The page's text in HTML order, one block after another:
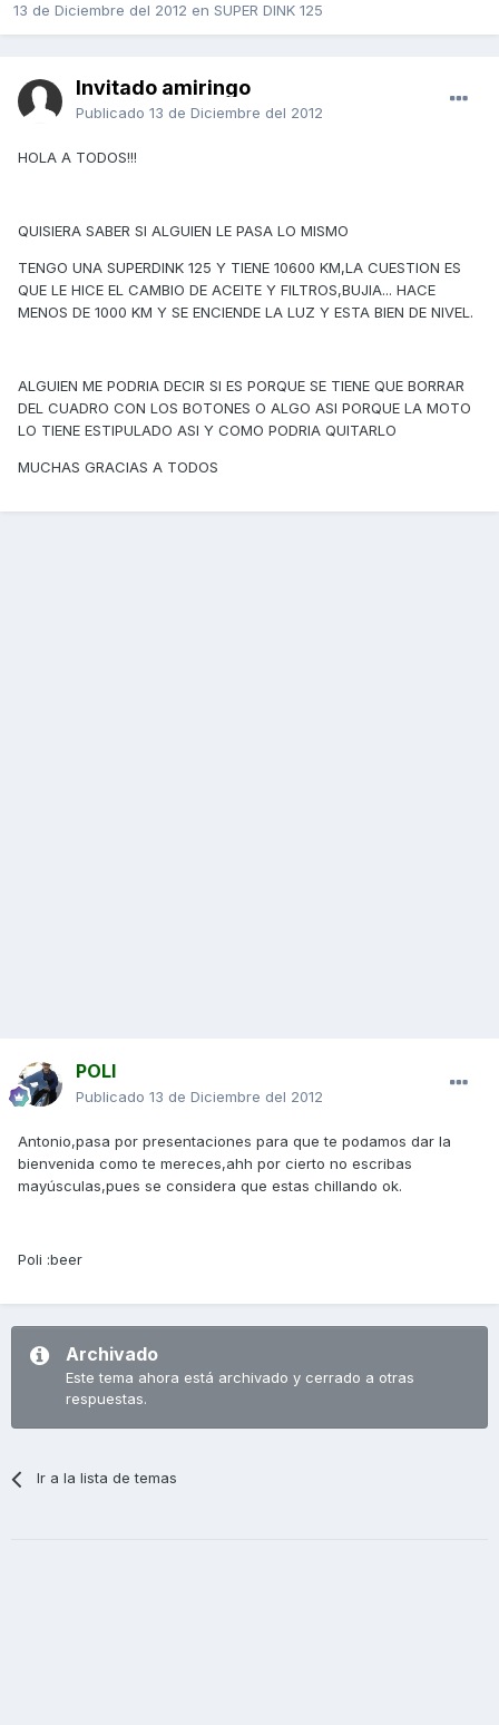
13 de Diciembre del 2012 en SUPER DINK 125
Invitado amiringo
Publicado 13 de Diciembre del 2012
HOLA A TODOS!!!
QUISIERA SABER SI ALGUIEN LE PASA LO MISMO
TENGO UNA SUPERDINK 125 Y TIENE 10600 KM,LA CUESTION ES
QUE LE HICE EL CAMBIO DE ACEITE Y FILTROS,BUJIA... HACE
MENOS DE 1000 KM Y SE ENCIENDE LA LUZ Y ESTA BIEN DE NIVEL.
ALGUIEN ME PODRIA DECIR SI ES PORQUE SE TIENE QUE BORRAR
DEL CUADRO CON LOS BOTONES O ALGO ASI PORQUE LA MOTO
LO TIENE ESTIPULADO ASI Y COMO PODRIA QUITARLO
MUCHAS GRACIAS A TODOS
POLI
Publicado 13 de Diciembre del 2012
Antonio,pasa por presentaciones para que te podamos dar la
bienvenida como te mereces,ahh por cierto no escribas
mayúsculas,pues se considera que estas chillando ok.
Poli :beer
Archivado
Este tema ahora está archivado y cerrado a otras
respuestas.
Ir a la lista de temas